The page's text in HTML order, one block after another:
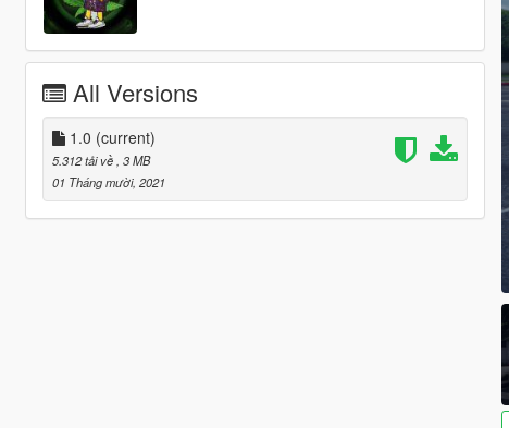
All Versions
1.0 (current)
5.312 tải về , 3 MB
01 Tháng mười, 2021